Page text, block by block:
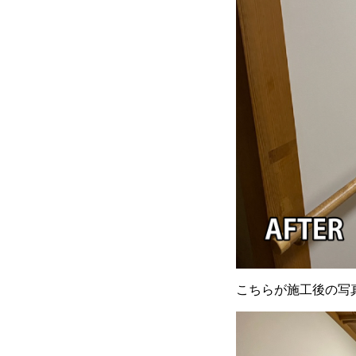
こちらが施工後の写